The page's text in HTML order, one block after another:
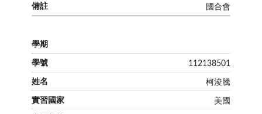
國合會
112138501
柯浚騰
美國